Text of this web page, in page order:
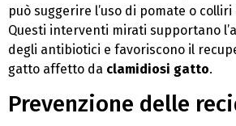
può suggerire l’uso di pomate o
Questi interventi mirati supportano
degli antibiotici e favoriscono il
gatto affetto da clamidiosi gatto.
Prevenzione delle